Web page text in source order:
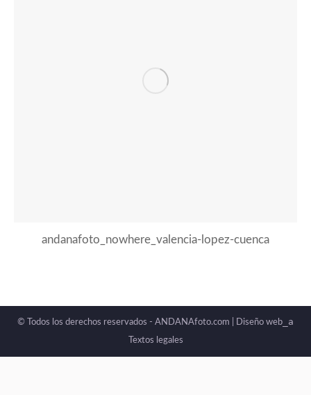
andanafoto_nowhere_valencia-lopez-cuenca
© Todos los derechos reservados - ANDANAfoto.com | Diseño web _a
Textos legales